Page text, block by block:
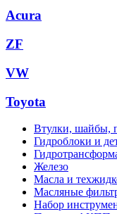
Acura
ZF
VW
Toyota
Втулки, шайбы,
Гидроблоки и
Железо
Масла и
Масляные
Набор